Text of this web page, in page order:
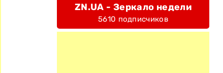
ZN.UA - Зеркало недели
5610 подписчиков